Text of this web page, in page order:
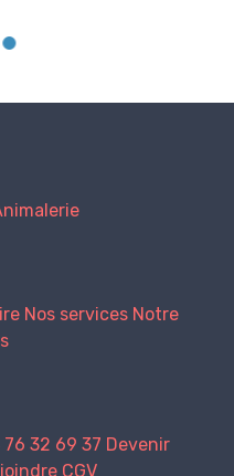
Nos services Notre
32 69 37 Devenir
CGV